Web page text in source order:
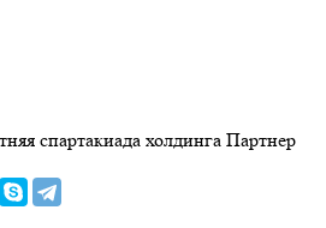
спартакиада холдинга Партнер